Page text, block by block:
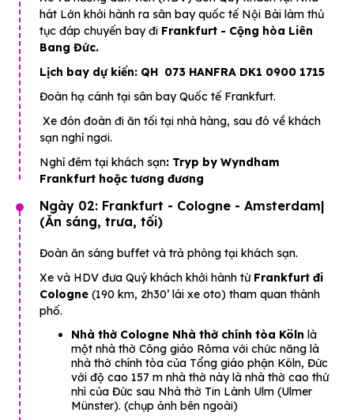
hát Lớn khởi hành ra sân bay quốc tế Nội Bài làm thủ
tục đáp chuyến bay đi Frankfurt - Cộng hòa Liên
Bang Đức.
Lịch bay dự kiến: QH 073 HANFRA DK1 0900 1715
Đoàn hạ cánh tại sân bay Quốc tế Frankfurt.
Xe đón đoàn đi ăn tối tại nhà hàng, sau đó về khách
sạn nghỉ ngơi.
Nghỉ đêm tại khách sạn: Tryp by Wyndham
Frankfurt hoặc tương đương
Ngày 02: Frankfurt - Cologne - Amsterdam|
(Ăn sáng, trưa, tối)
Đoàn ăn sáng buffet và trả phòng tại khách sạn.
Xe và HDV đưa Quý khách khởi hành từ Frankfurt đi
Cologne (190 km, 2h30’ lái xe oto) tham quan thành
phố.
Nhà thờ Cologne Nhà thờ chính tòa Köln là
một nhà thờ Công giáo Rôma với chức năng là
nhà thờ chính tòa của Tổng giáo phận Köln, Đức
với độ cao 157 m nhà thờ này là nhà thờ cao thứ
nhì của Đức sau Nhà thờ Tin Lành Ulm (Ulmer
Münster). (chụp ảnh bên ngoài)